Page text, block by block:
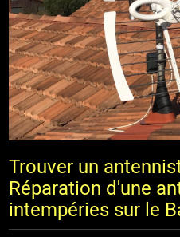
Trouver un
Réparation d'une
intempéries sur le